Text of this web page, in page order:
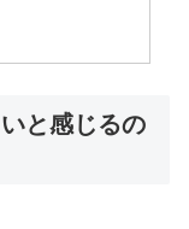
と感じるの